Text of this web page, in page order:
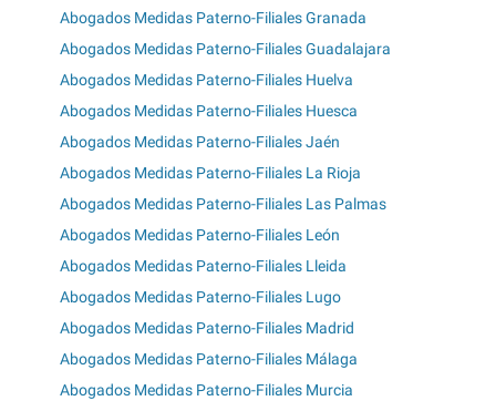
Abogados Medidas Paterno-Filiales Granada
Abogados Medidas Paterno-Filiales Guadalajara
Abogados Medidas Paterno-Filiales Huelva
Abogados Medidas Paterno-Filiales Huesca
Abogados Medidas Paterno-Filiales Jaén
Abogados Medidas Paterno-Filiales La Rioja
Abogados Medidas Paterno-Filiales Las Palmas
Abogados Medidas Paterno-Filiales León
Abogados Medidas Paterno-Filiales Lleida
Abogados Medidas Paterno-Filiales Lugo
Abogados Medidas Paterno-Filiales Madrid
Abogados Medidas Paterno-Filiales Málaga
Abogados Medidas Paterno-Filiales Murcia